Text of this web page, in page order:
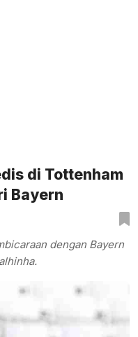
di Tottenham
Bayern
dengan Bayern